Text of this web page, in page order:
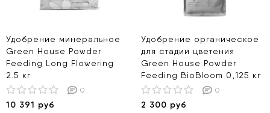
Удобрение минеральное
Green House Powder
Feeding Long Flowering
2.5 кг
0
10 391 руб
Удобрение органическое
для стадии цветения
Green House Powder
Feeding BioBloom 0,125 кг
0
2 300 руб